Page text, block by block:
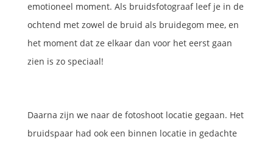
emotioneel moment. Als bruidsfotograaf leef je in de
ochtend met zowel de bruid als bruidegom mee, en
het moment dat ze elkaar dan voor het eerst gaan
zien is zo speciaal!
Daarna zijn we naar de fotoshoot locatie gegaan. Het
bruidspaar had ook een binnen locatie in gedachte